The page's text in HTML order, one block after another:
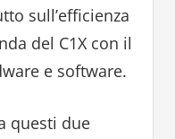
sull’efficienza
del C1X con il
e software.
questi due